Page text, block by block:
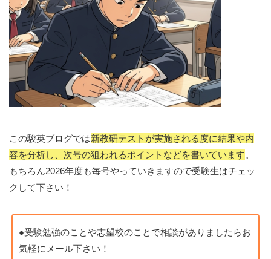
この駿英ブログでは新教研テストが実施される度に結果や内
容を分析し、次号の狙われるポイントなどを書いています。
もちろん2026年度も毎号やっていきますので受験生はチェッ
クして下さい！
●受験勉強のことや志望校のことで相談がありましたらお
気軽にメール下さい！